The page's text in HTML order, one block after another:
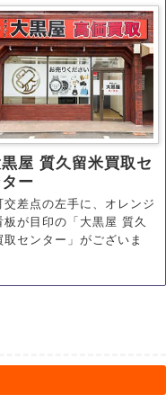
屋 質久留米買取セ
ー
交差点の左手に、オレンジ
板が目印の「大黒屋 質久
取センター」がございま